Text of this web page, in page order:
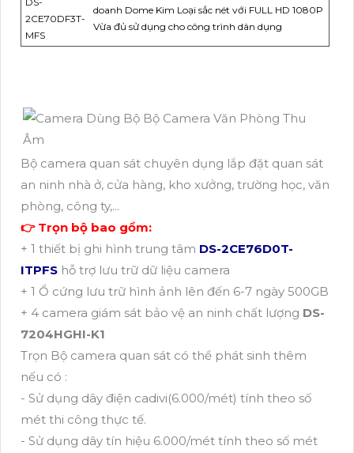
2CE70DF3T-
MFS
doanh Dome Kim Loại sắc nét với FULL HD 1080P
Vừa đủ sử dụng cho công trình dân dụng
Bộ camera quan sát chuyên dụng lắp đặt quan sát
an ninh nhà ở, cửa hàng, kho xưởng, trường học, văn
phòng, công ty,...
👉 Trọn bộ bao gồm:
+ 1 thiết bị ghi hình trung tâm DS-2CE76D0T-
ITPFS hỗ trợ lưu trữ dữ liệu camera
+ 1 Ổ cứng lưu trữ hình ảnh lên đến 6-7 ngày 500GB
+ 4 camera giám sát bảo vệ an ninh chất lượng DS-
7204HGHI-K1
Trọn Bộ camera quan sát có thể phát sinh thêm
nếu có :
- Sử dụng dây điện cadivi(6.000/mét) tính theo số
mét thi công thực tế.
- Sử dụng dây tín hiệu 6.000/mét tính theo số mét